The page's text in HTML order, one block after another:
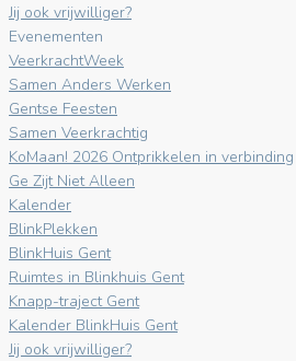
Jij ook vrijwilliger?
Evenementen
VeerkrachtWeek
Samen Anders Werken
Gentse Feesten
Samen Veerkrachtig
KoMaan! 2026 Ontprikkelen in verbinding
Ge Zijt Niet Alleen
Kalender
BlinkPlekken
BlinkHuis Gent
Ruimtes in Blinkhuis Gent
Knapp-traject Gent
Kalender BlinkHuis Gent
Jij ook vrijwilliger?